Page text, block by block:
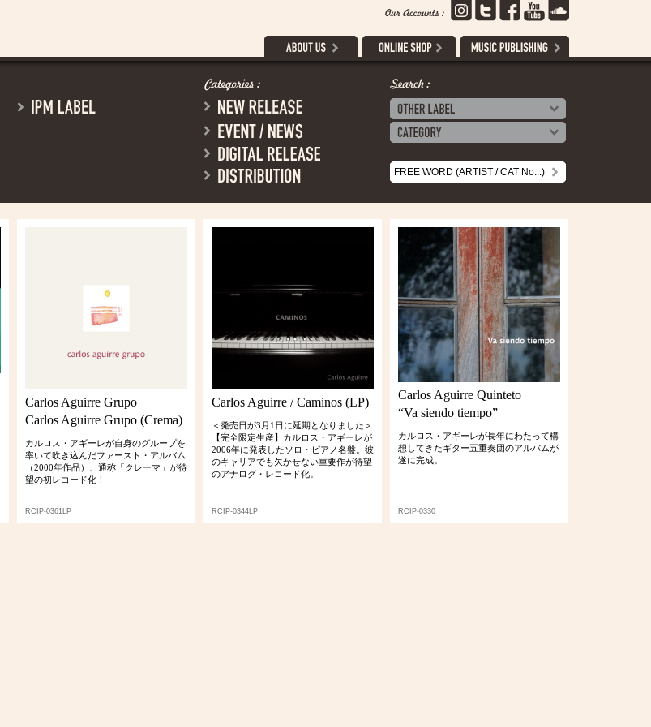
Carlos Aguirre Grupo
Carlos Aguirre Grupo (Crema)
カルロス・アギーレが自身のグループを
率いて吹き込んだファースト・アルバム
（2000年作品）、通称「クレーマ」が待
望の初レコード化！
RCIP-0361LP
Carlos Aguirre / Caminos (LP)
＜発売日が3月1日に延期となりました＞
【完全限定生産】カルロス・アギーレが
2006年に発表したソロ・ピアノ名盤。彼
のキャリアでも欠かせない重要作が待望
のアナログ・レコード化。
RCIP-0344LP
Carlos Aguirre Quinteto
“Va siendo tiempo”
カルロス・アギーレが長年にわたって構
想してきたギター五重奏団のアルバムが
遂に完成。
RCIP-0330